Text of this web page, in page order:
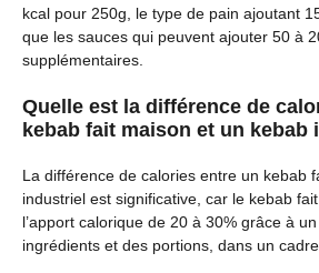
kcal pour 250g, le type de pain ajoutant
que les sauces qui peuvent ajouter 50 à
supplémentaires.
Quelle est la différence de
kebab fait maison et un kebab
La différence de calories entre un kebab
industriel est significative, car le kebab
l’apport calorique de 20 à 30% grâce à
ingrédients et des portions, dans un